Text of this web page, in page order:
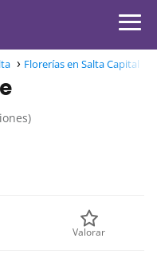
Florerías en Salta Capital
Valorar